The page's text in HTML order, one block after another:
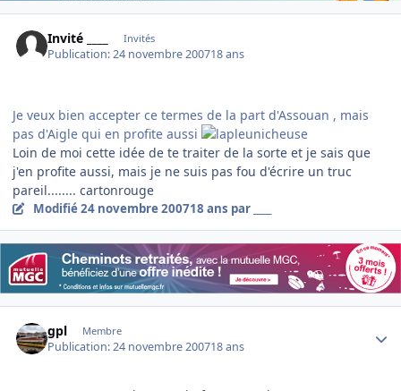
Invité ____ Invités
Publication:24 novembre 200718 ans
Je veux bien accepter ce termes de la part d'Assouan , mais
pas d'Aigle qui en profite aussi
Loin de moi cette idée de te traiter de la sorte et je sais que
j'en profite aussi, mais je ne suis pas fou d'écrire un truc
pareil........ cartonrouge
Modifié24 novembre 200718 ans par ____
gpl Membre
Publication:24 novembre 200718 ans